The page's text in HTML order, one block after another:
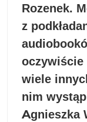
Rozenek.
z
oczywiście
wiele
nim
Agnieszka